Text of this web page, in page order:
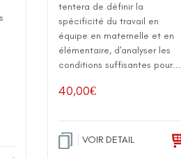
tentera de définir la
spécificité du travail en
équipe en maternelle et en
élémentaire, d'analyser les
conditions suffisantes pour...
40,00€
VOIR DETAIL